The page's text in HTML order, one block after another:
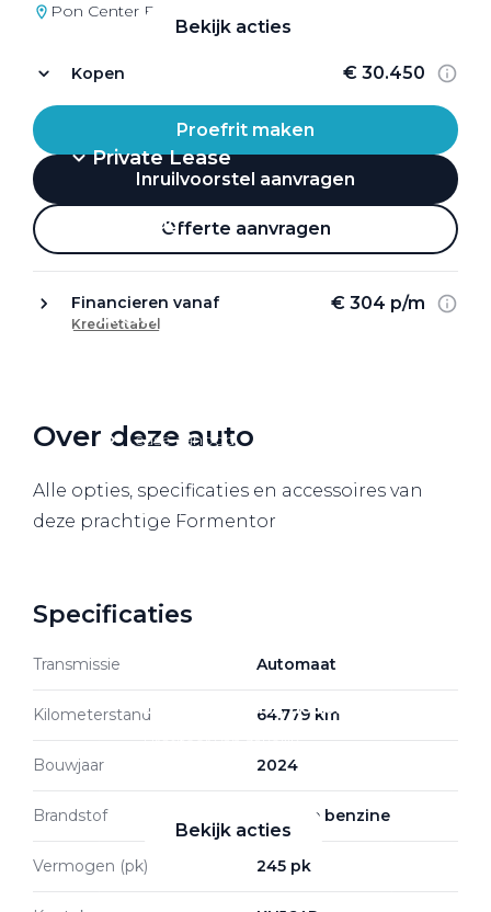
Bekijk acties
Private Lease
Terug
Direct naar
Lease aanbod
Berijdersinfo
Zakelijke Lease acties
Profiteer van zakelijk
Bekijk acties
Pon Center Barneveld
Kopen € 30.450
Proefrit maken
Inruilvoorstel aanvragen
Offerte aanvragen
Financieren vanaf € 304 p/m
Krediettabel
Over deze auto
Alle opties, specificaties en accessoires van
deze prachtige Formentor
Specificaties
Transmissie Automaat
Kilometerstand 64.779 km
Bouwjaar 2024
Brandstof Hybride benzine
Vermogen (pk) 245 pk